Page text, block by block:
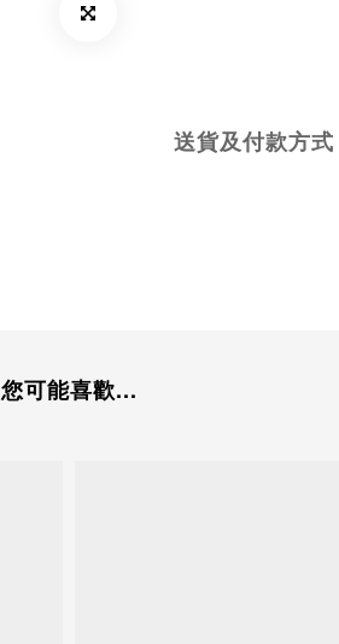
送貨及付款方式
您可能喜歡...